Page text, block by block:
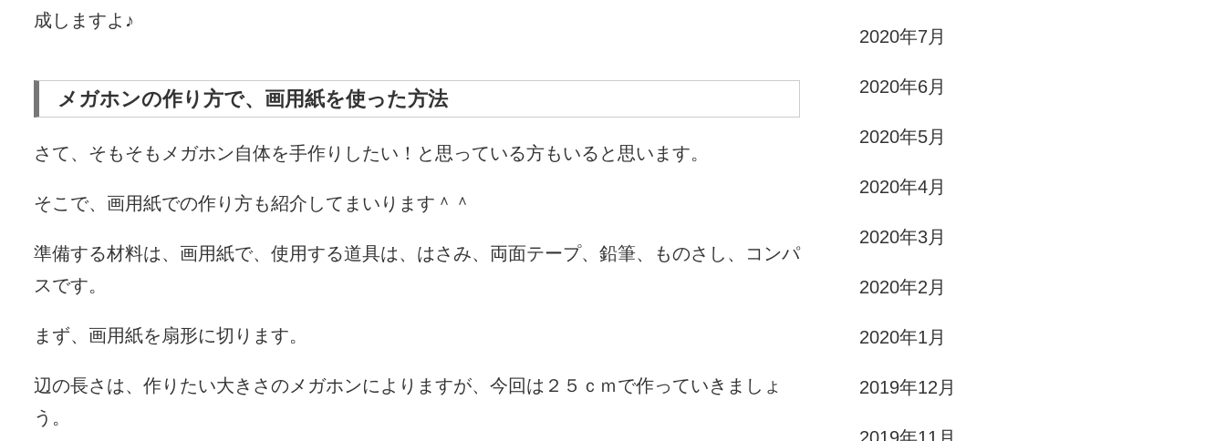
成しますよ♪
メガホンの作り方で、画用紙を使った方法
さて、そもそもメガホン自体を手作りしたい！と思っている方もいると思います。
そこで、画用紙での作り方も紹介してまいります＾＾
準備する材料は、画用紙で、使用する道具は、はさみ、両面テープ、鉛筆、ものさし、コンパ
スです。
まず、画用紙を扇形に切ります。
辺の長さは、作りたい大きさのメガホンによりますが、今回は２５ｃｍで作っていきましょ
う。
2020年7月
2020年6月
2020年5月
2020年4月
2020年3月
2020年2月
2020年1月
2019年12月